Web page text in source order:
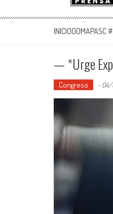
La Nota
Noticias del día
INICIOOOMAPASC
— *Urge
Congreso - 04/